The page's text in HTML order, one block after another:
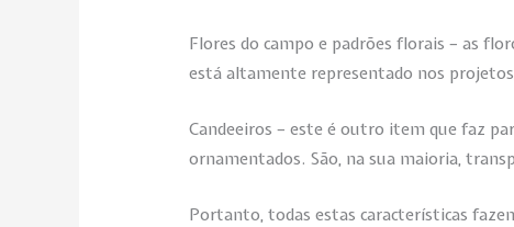
Flores do campo e padrões florais – as
está altamente representado nos
Candeeiros – este é outro item que faz
ornamentados. São, na sua maioria,
Portanto, todas estas características